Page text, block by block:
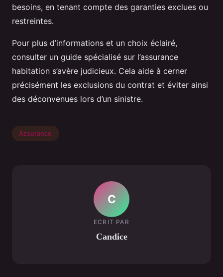
besoins, en tenant compte des garanties exclues ou
restreintes.
Pour plus d’informations et un choix éclairé,
consulter un guide spécialisé sur l’assurance
habitation s’avère judicieux. Cela aide à cerner
précisément les exclusions du contrat et éviter ainsi
des déconvenues lors d’un sinistre.
Assurance
C
ECRIT PAR
Candice